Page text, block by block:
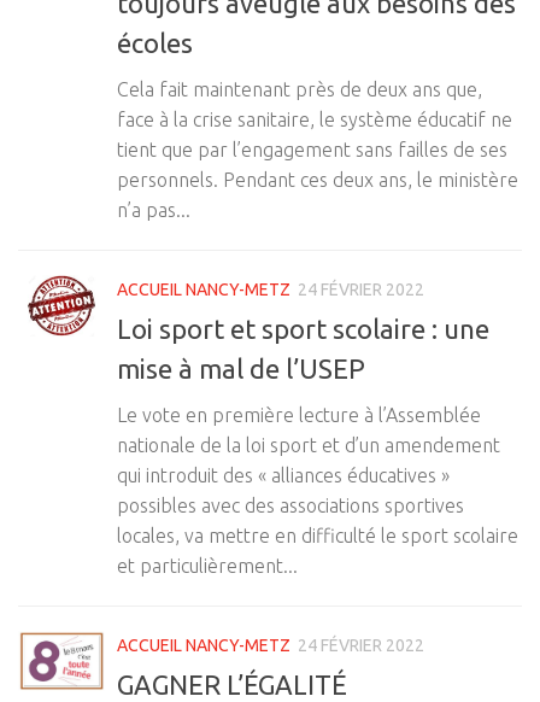
écoles
Cela fait maintenant près de deux ans que,
face à la crise sanitaire, le système éducatif ne
tient que par l’engagement sans failles de ses
personnels. Pendant ces deux ans, le ministère
n’a pas...
ACCUEIL NANCY-METZ 24 FÉVRIER 2022
Loi sport et sport scolaire : une
mise à mal de l’USEP
Le vote en première lecture à l’Assemblée
nationale de la loi sport et d’un amendement
qui introduit des « alliances éducatives »
possibles avec des associations sportives
locales, va mettre en difficulté le sport scolaire
et particulièrement...
ACCUEIL NANCY-METZ 24 FÉVRIER 2022
GAGNER L’ÉGALITÉ